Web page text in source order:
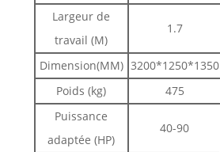
Largeur de
travail (M)
1.7
Dimension(MM) 3200*1250*1350
Poids (kg)
475
Puissance
adaptée (HP)
40-90